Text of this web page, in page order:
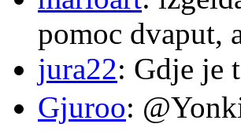
pomoc dvaput,
jura22: Gdje je
Gjuroo: